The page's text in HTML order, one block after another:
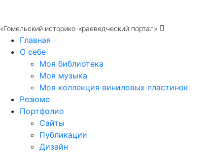
«Гомельский историко-краеведческий портал»
Главная
О себе
Моя библиотека
Моя музыка
Моя коллекция виниловых пластинок
Резюме
Портфолио
Сайты
Публикации
Дизайн